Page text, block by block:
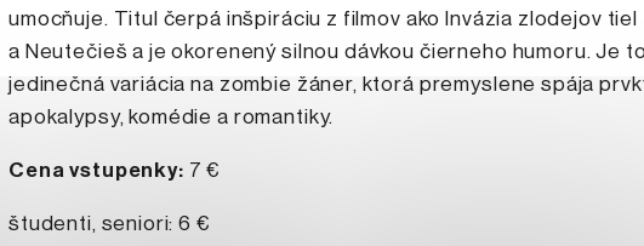
umocňuje. Titul čerpá inšpiráciu z filmov ako Invázia zlodejov tiel
a Neutečieš a je okorenený silnou dávkou čierneho humoru. Je
jedinečná variácia na zombie žáner, ktorá premyslene spája
apokalypsy, komédie a romantiky.
Cena vstupenky: 7 €
študenti, seniori: 6 €